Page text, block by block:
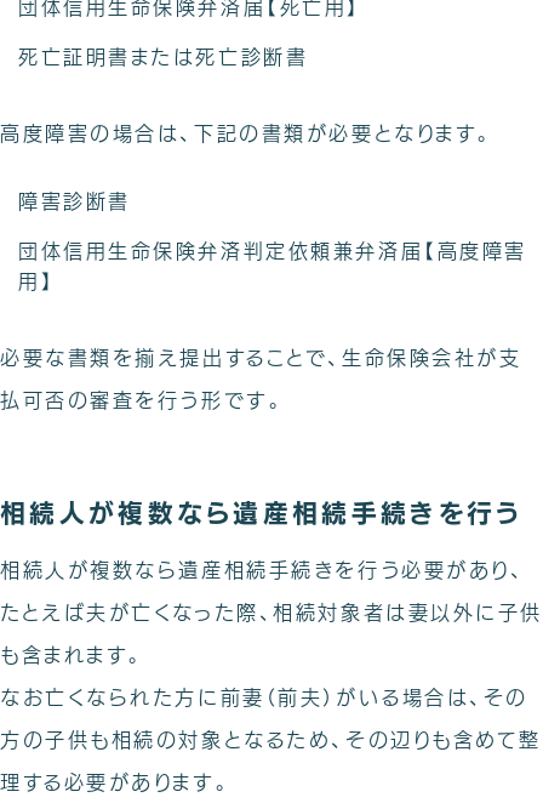
団体信用生命保険弁済届【死亡用】
死亡証明書または死亡診断書
高度障害の場合は、下記の書類が必要となります。
障害診断書
団体信用生命保険弁済判定依頼兼弁済届【高度障害
用】
必要な書類を揃え提出することで、生命保険会社が支
払可否の審査を行う形です。
相続人が複数なら遺産相続手続きを行う
相続人が複数なら遺産相続手続きを行う必要があり、
たとえば夫が亡くなった際、相続対象者は妻以外に子供
も含まれます。
なお亡くなられた方に前妻（前夫）がいる場合は、その
方の子供も相続の対象となるため、その辺りも含めて整
理する必要があります。